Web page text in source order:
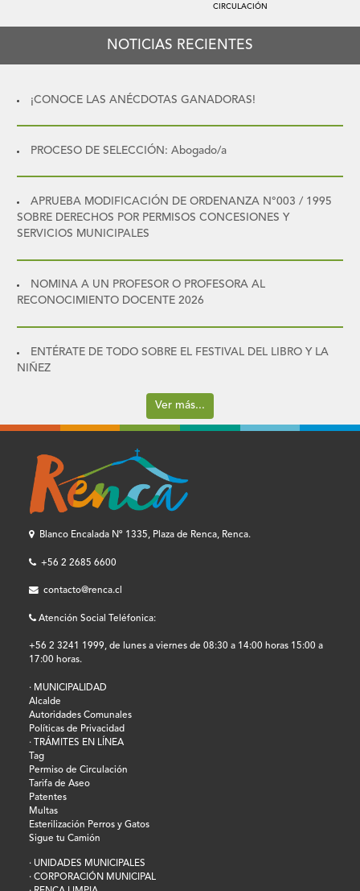
CIRCULACIÓN
NOTICIAS RECIENTES
¡CONOCE LAS ANÉCDOTAS GANADORAS!
PROCESO DE SELECCIÓN: Abogado/a
APRUEBA MODIFICACIÓN DE ORDENANZA N°003 / 1995
SOBRE DERECHOS POR PERMISOS CONCESIONES Y
SERVICIOS MUNICIPALES
NOMINA A UN PROFESOR O PROFESORA AL
RECONOCIMIENTO DOCENTE 2026
ENTÉRATE DE TODO SOBRE EL FESTIVAL DEL LIBRO Y LA
NIÑEZ
Ver más...
Blanco Encalada Nº 1335, Plaza de Renca, Renca.
+56 2 2685 6600
contacto@renca.cl
Atención Social Teléfonica:
+56 2 3241 1999, de lunes a viernes de 08:30 a 14:00 horas 15:00 a
17:00 horas.
· MUNICIPALIDAD
Alcalde
Autoridades Comunales
Políticas de Privacidad
· TRÁMITES EN LÍNEA
Tag
Permiso de Circulación
Tarifa de Aseo
Patentes
Multas
Esterilización Perros y Gatos
Sigue tu Camión
· UNIDADES MUNICIPALES
· CORPORACIÓN MUNICIPAL